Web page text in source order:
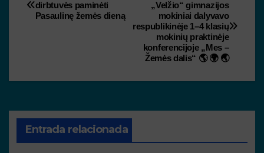
„Velžio“ gimnazijos
mokiniai dalyvavo
respublikinėje 1–4 klasių
mokinių praktinėje
konferencijoje „Mes –
Žemės dalis“ 🌎 🌍 🌏
dirbtuvės paminėti
Pasaulinę žemės dieną
Entrada relacionada